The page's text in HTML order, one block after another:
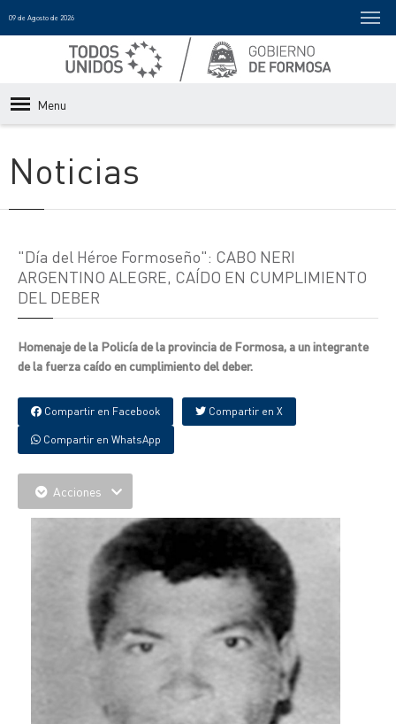
09 de Agosto de 2026
Menu
Noticias
"Día del Héroe Formoseño": CABO NERI
ARGENTINO ALEGRE, CAÍDO EN CUMPLIMIENTO
DEL DEBER
Homenaje de la Policía de la provincia de Formosa, a un integrante
de la fuerza caído en cumplimiento del deber.
Compartir en Facebook Compartir en X
Compartir en WhatsApp
Acciones